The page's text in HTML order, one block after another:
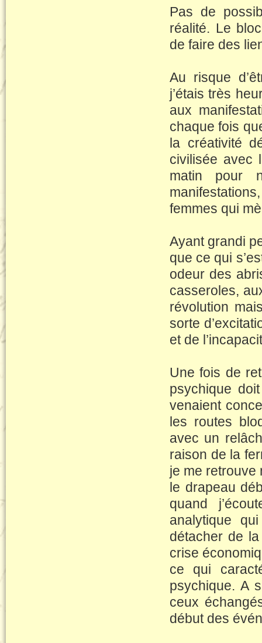
Pas de
réalité. Le
de faire des
Au risque
j’étais très
aux
chaque fois
la créativité
civilisée avec
matin pour
femmes qui
Ayant grandi
que ce qui
odeur des
casseroles,
révolution
sorte
et de
Une fois de
psychique
venaient
les routes
avec un
raison de la
je me retrouve
le drapeau
quand
analytique
détacher de
crise
ce qui
psychique. A
ceux
début des